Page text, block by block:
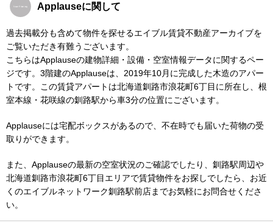
Applauseに関して
過去掲載分も含めて物件を探せるエイブル賃貸不動産アーカイブを
ご覧いただき有難うございます。
こちらはApplauseの建物詳細・設備・空室情報データに関するペー
ジです。3階建のApplauseは、2019年10月に完成した木造のアパー
トです。この賃貸アパートは北海道釧路市浪花町6丁目に所在し、根
室本線・花咲線の釧路駅から車3分の位置にございます。
Applauseには宅配ボックスがあるので、不在時でも届いた荷物の受
取りができます。
また、Applauseの最新の空室状況のご確認でしたり、釧路駅周辺や
北海道釧路市浪花町6丁目エリアで賃貸物件をお探しでしたら、お近
くのエイブルネットワーク釧路駅前店までお気軽にお問合せくださ
い。